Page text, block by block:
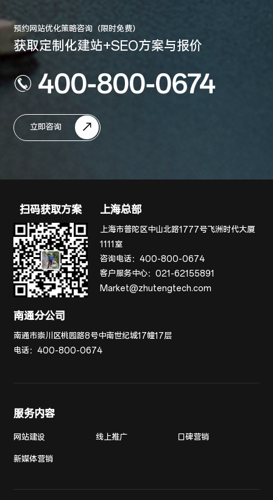
预约网站优化策略咨询（限时免费）
获取定制化建站+SEO方案与报价
400-800-0674
立即咨询
扫码获取方案 上海总部
上海市普陀区中山北路1777号飞洲时代大厦
1111室
咨询电话：400-800-0674
客户服务中心：021-62155891
Market@zhutengtech.com
南通分公司
南通市崇川区桃园路8号中南世纪城17幢17层
电话：400-800-0674
服务内容
网站建设 线上推广 口碑营销
新媒体营销